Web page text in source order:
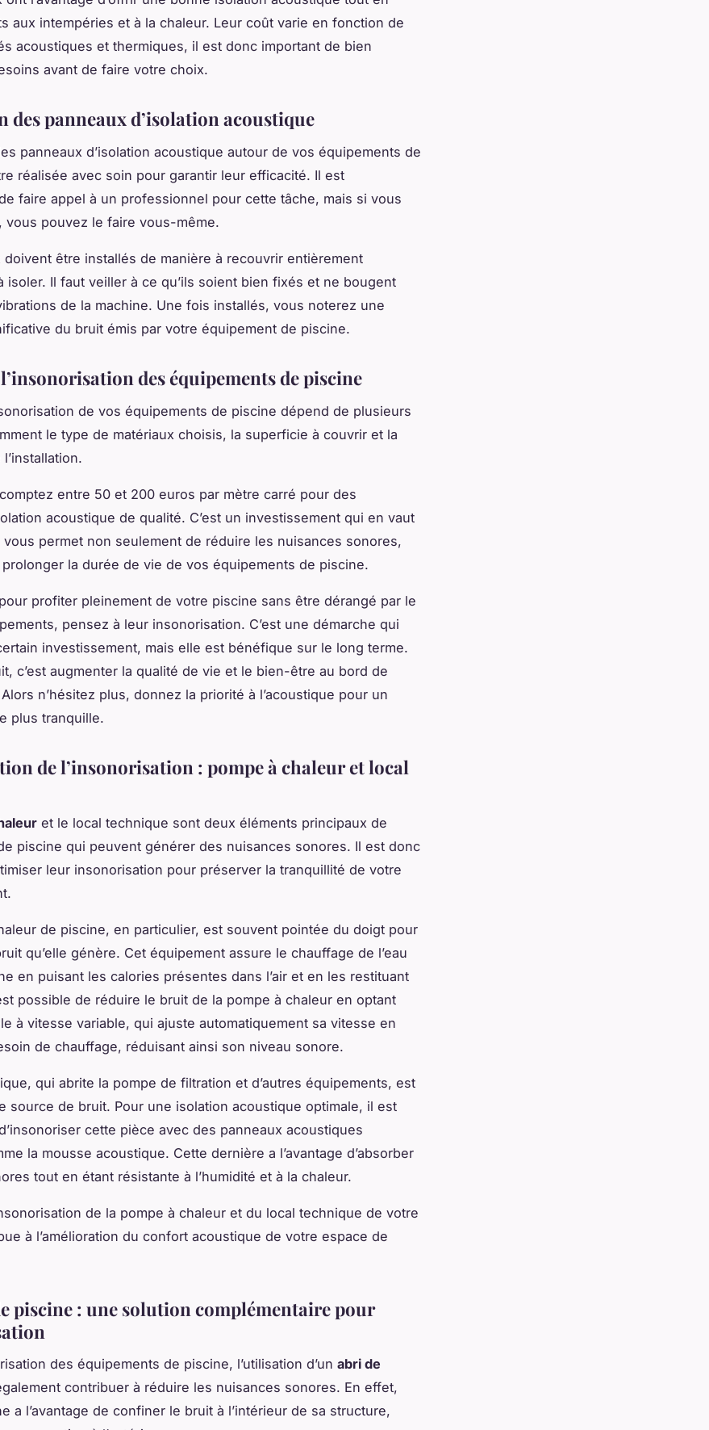
aux intempéries et à la chaleur. Leur coût varie en fonction de
acoustiques et thermiques, il est donc important de bien
avant de faire votre choix.
des panneaux d’isolation acoustique
panneaux d’isolation acoustique autour de vos équipements de
réalisée avec soin pour garantir leur efficacité. Il est
faire appel à un professionnel pour cette tâche, mais si vous
vous pouvez le faire vous-même.
doivent être installés de manière à recouvrir entièrement
isoler. Il faut veiller à ce qu’ils soient bien fixés et ne bougent
de la machine. Une fois installés, vous noterez une
du bruit émis par votre équipement de piscine.
des équipements de piscine
de vos équipements de piscine dépend de plusieurs
le type de matériaux choisis, la superficie à couvrir et la
entre 50 et 200 euros par mètre carré pour des
acoustique de qualité. C’est un investissement qui en vaut
vous permet non seulement de réduire les nuisances sonores,
la durée de vie de vos équipements de piscine.
profiter pleinement de votre piscine sans être dérangé par le
pensez à leur insonorisation. C’est une démarche qui
investissement, mais elle est bénéfique sur le long terme.
c’est augmenter la qualité de vie et le bien-être au bord de
n’hésitez plus, donnez la priorité à l’acoustique pour un
plus tranquille.
de l’insonorisation : pompe à chaleur et local
et le local technique sont deux éléments principaux de
piscine qui peuvent générer des nuisances sonores. Il est donc
leur insonorisation pour préserver la tranquillité de votre
de piscine, en particulier, est souvent pointée du doigt pour
qu’elle génère. Cet équipement assure le chauffage de l’eau
en puisant les calories présentes dans l’air et en les restituant
possible de réduire le bruit de la pompe à chaleur en optant
à vitesse variable, qui ajuste automatiquement sa vitesse en
de chauffage, réduisant ainsi son niveau sonore.
qui abrite la pompe de filtration et d’autres équipements, est
source de bruit. Pour une isolation acoustique optimale, il est
cette pièce avec des panneaux acoustiques
la mousse acoustique. Cette dernière a l’avantage d’absorber
tout en étant résistante à l’humidité et à la chaleur.
de la pompe à chaleur et du local technique de votre
à l’amélioration du confort acoustique de votre espace de
piscine : une solution complémentaire pour
des équipements de piscine, l’utilisation d’un abri de
contribuer à réduire les nuisances sonores. En effet,
a l’avantage de confiner le bruit à l’intérieur de sa structure,